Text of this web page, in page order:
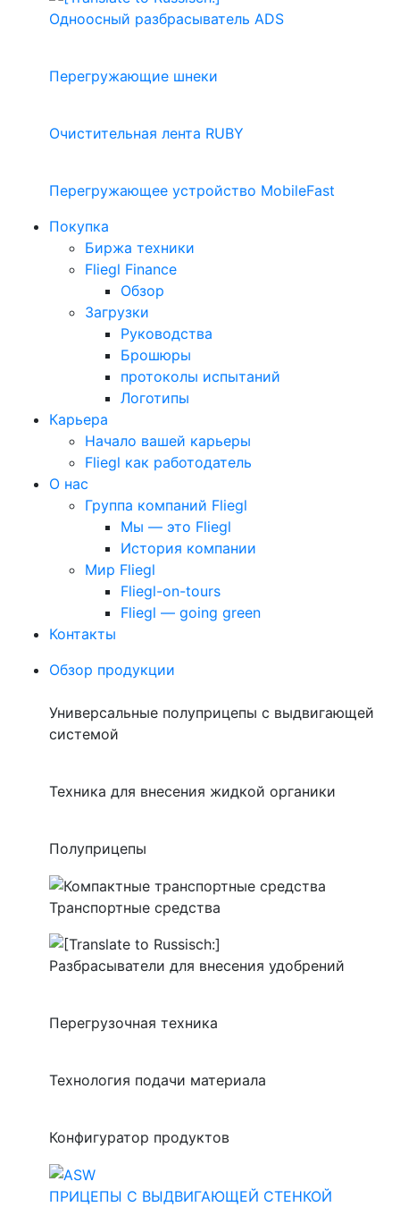
Одноосный разбрасыватель ADS
Перегружающие шнеки
Очистительная лента RUBY
Перегружающее устройство MobileFast
Покупка
Биржа техники
Fliegl Finance
Обзор
Загрузки
Руководства
Брошюры
протоколы испытаний
Логотипы
Карьера
Начало вашей карьеры
Fliegl как работодатель
О нас
Группа компаний Fliegl
Мы — это Fliegl
История компании
Мир Fliegl
Fliegl-on-tours
Fliegl — going green
Контакты
Обзор продукции
Универсальные полуприцепы с выдвигающей
системой
Техника для внесения жидкой органики
Полуприцепы
Транспортные средства
Разбрасыватели для внесения удобрений
Перегрузочная техника
Технология подачи материала
Конфигуратор продуктов
ПРИЦЕПЫ С ВЫДВИГАЮЩЕЙ СТЕНКОЙ